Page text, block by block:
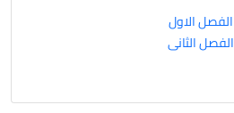
الفصل الاول
الفصل الثانى